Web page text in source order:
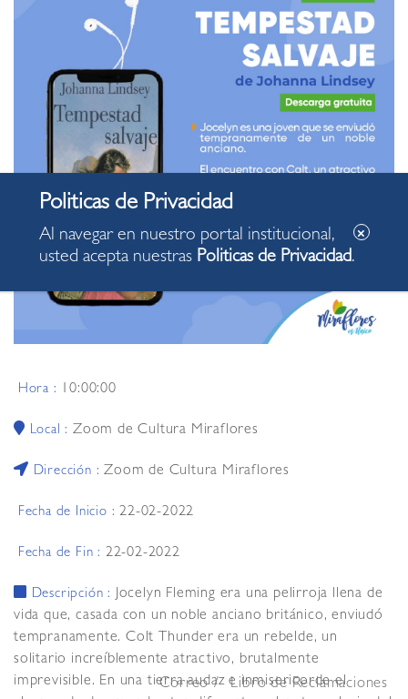
Hora : 10:00:00
Local :Zoom de Cultura Miraflores
Dirección :Zoom de Cultura Miraflores
Fecha de Inicio : 22-02-2022
Fecha de Fin : 22-02-2022
Descripción : Jocelyn Fleming era una pelirroja llena de
vida que, casada con un noble anciano británico, enviudó
tempranamente. Colt Thunder era un rebelde, un
solitario increíblemente atractivo, brutalmente
imprevisible. En una tierra audaz e inmisericorde el
Correo Libro de Reclamaciones
Al navegar en nuestro portal institucional,
usted acepta nuestras Politicas de Privacidad.